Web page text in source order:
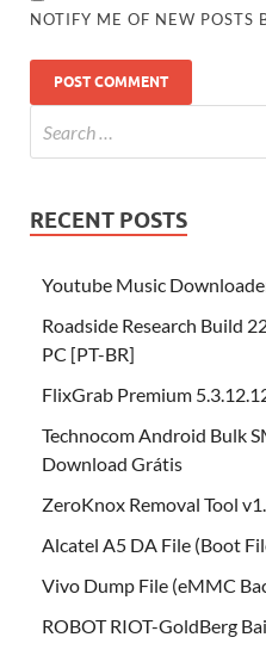
NOTIFY ME OF NEW POSTS
RECENT POSTS
Youtube Music
Roadside Research Build
PC [PT-BR]
FlixGrab Premium
Technocom Android Bulk
Download Grátis
ZeroKnox Removal Tool
Alcatel A5 DA File (Boot
Vivo Dump File (eMMC
ROBOT RIOT-GoldBerg